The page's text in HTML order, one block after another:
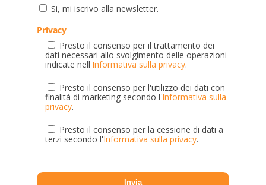
Si, mi iscrivo alla newsletter.
Privacy
Presto il consenso per il trattamento dei
dati necessari allo svolgimento delle operazioni
indicate nell'Informativa sulla privacy.
Presto il consenso per l'utilizzo dei dati con
finalità di marketing secondo l'Informativa sulla
privacy.
Presto il consenso per la cessione di dati a
terzi secondo l'Informativa sulla privacy.